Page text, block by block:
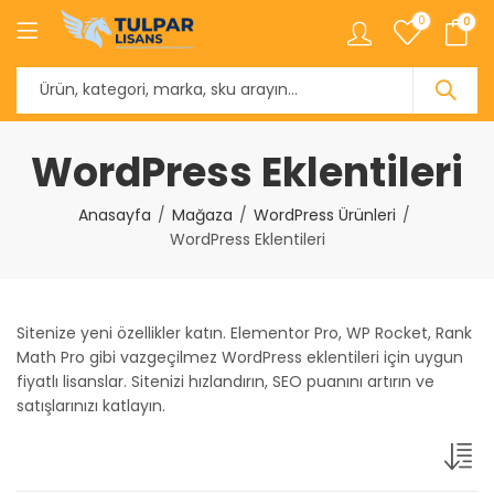
0 0
WordPress Eklentileri
Anasayfa Mağaza
WordPress Ürünleri
WordPress Eklentileri
Sitenize yeni özellikler katın. Elementor Pro, WP Rocket, Rank
Math Pro gibi vazgeçilmez WordPress eklentileri için uygun
fiyatlı lisanslar. Sitenizi hızlandırın, SEO puanını artırın ve
satışlarınızı katlayın.